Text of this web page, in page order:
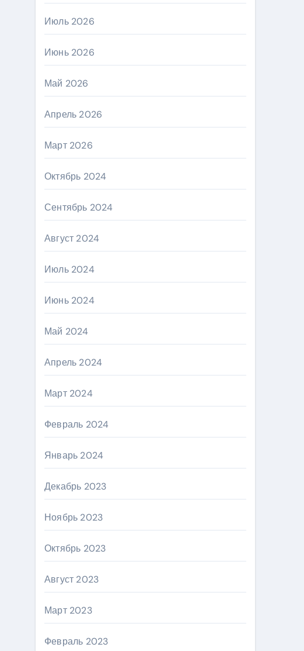
Июль 2026
Июнь 2026
Май 2026
Апрель 2026
Март 2026
Октябрь 2024
Сентябрь 2024
Август 2024
Июль 2024
Июнь 2024
Май 2024
Апрель 2024
Март 2024
Февраль 2024
Январь 2024
Декабрь 2023
Ноябрь 2023
Октябрь 2023
Август 2023
Март 2023
Февраль 2023